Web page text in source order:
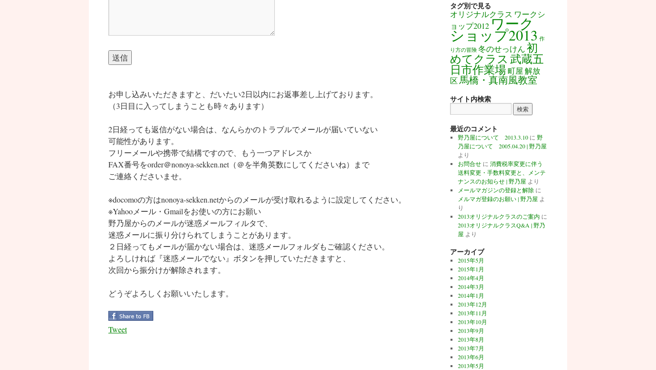
お申し込みいただきますと、だいたい2日以内にお返事差し上げております。
（3日目に入ってしまうことも時々あります）
2日経っても返信がない場合は、なんらかのトラブルでメールが届いていない
可能性があります。
フリーメールや携帯で結構ですので、もう一つアドレスか
FAX番号をorder＠nonoya-sekken.net（＠を半角英数にしてくださいね）まで
ご連絡くださいませ。
※docomoの方はnonoya-sekken.netからのメールが受け取れるように設定してください。
※Yahooメール・Gmailをお使いの方にお願い
野乃屋からのメールが迷惑メールフィルタで、
迷惑メールに振り分けられてしまうことがあります。
２日経ってもメールが届かない場合は、迷惑メールフォルダもご確認ください。
よろしければ『迷惑メールでない』ボタンを押していただきますと、
次回から振分けが解除されます。
どうぞよろしくお願いいたします。
Tweet
タグ別で見る
オリジナルクラス ワークシ
ョップ2012ワーク
ショップ2013 作
り方の冒険 冬のせっけん初
めてクラス 武蔵五
日市作業場町屋解放
区馬橋・真南風教室
サイト内検索
最近のコメント
野乃屋について 2013.3.10に 野
乃屋について 2005.04.20 | 野乃屋
より
お問合せに 消費税率変更に伴う
送料変更・手数料変更と、メンテ
ナンスのお知らせ | 野乃屋 より
メールマガジンの登録と解除に
メルマガ登録のお願い | 野乃屋 よ
り
2013オリジナルクラスのご案内 に
2013オリジナルクラスQ&A | 野乃
屋 より
アーカイブ
2015年5月
2015年1月
2014年4月
2014年3月
2014年1月
2013年12月
2013年11月
2013年10月
2013年9月
2013年8月
2013年7月
2013年6月
2013年5月